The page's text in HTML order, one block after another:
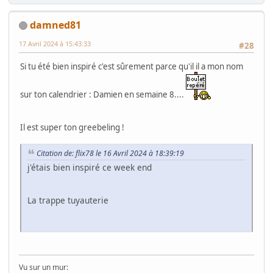
damned81
#28
17 Avril 2024 à 15:43:33
Si tu été bien inspiré c'est sûrement parce qu'il il a mon nom
sur ton calendrier : Damien en semaine 8....
Il est super ton greebeling !
Citation de: flix78 le 16 Avril 2024 à 18:39:19
j'étais bien inspiré ce week end
La trappe tuyauterie
Vu sur un mur: